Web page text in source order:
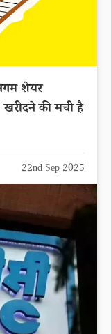
शेयर
खरीदने की मची है
22nd Sep 2025